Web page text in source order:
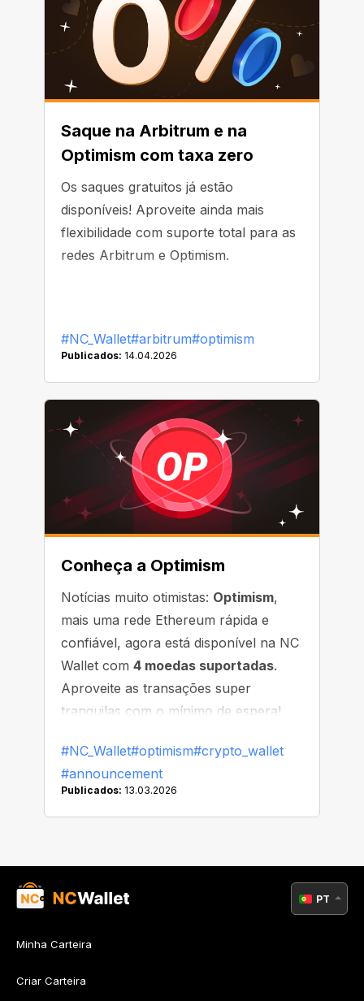
Saque na Arbitrum e na
Optimism com taxa zero
Os saques gratuitos já estão
disponíveis! Aproveite ainda mais
flexibilidade com suporte total para as
redes Arbitrum e Optimism.
#NC_Wallet#arbitrum#optimism
Publicados: 14.04.2026
Conheça a Optimism
Notícias muito otimistas: Optimism,
mais uma rede Ethereum rápida e
confiável, agora está disponível na NC
Wallet com 4 moedas suportadas.
Aproveite as transações super
tranquilas com o mínimo de espera!
#NC_Wallet#optimism#crypto_wallet
#announcement
Publicados: 13.03.2026
Minha Carteira
Criar Carteira
PT